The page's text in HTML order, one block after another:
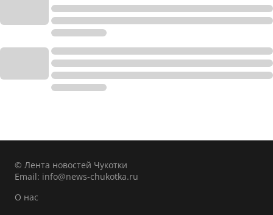
© Лента новостей Чукотки
Email: info@news-chukotka.ru
О нас